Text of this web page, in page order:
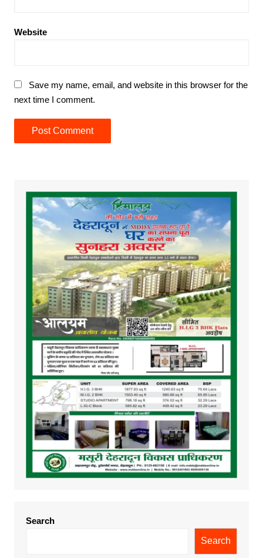
Website
Save my name, email, and website in this browser for the
next time I comment.
Search
Search